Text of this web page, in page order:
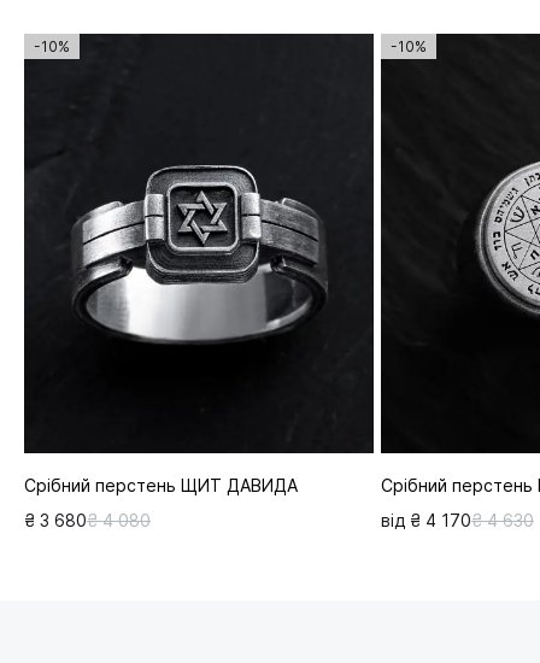
-10%
Срібний перстень ЩИТ ДАВИДА
₴ 3 680₴ 4 080
-10%
Срібний
від ₴ 4 170₴ 4 630